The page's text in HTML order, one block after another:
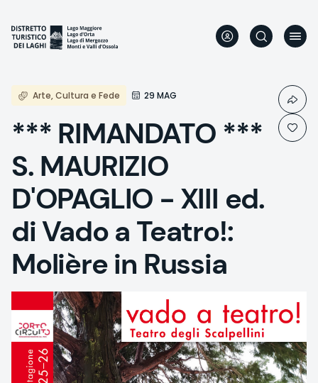
contenu
principal
Arte, Cultura e Fede 29 MAG
*** RIMANDATO ***
S. MAURIZIO
D'OPAGLIO - XIII ed.
di Vado a Teatro!:
Molière in Russia